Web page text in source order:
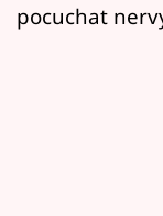
Sledujte nás
pocuchat